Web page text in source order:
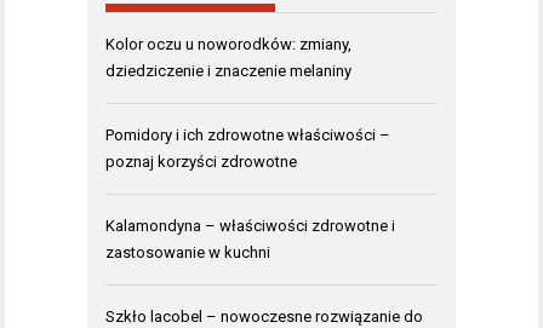
Kolor oczu u noworodków: zmiany,
dziedziczenie i znaczenie melaniny
Pomidory i ich zdrowotne właściwości –
poznaj korzyści zdrowotne
Kalamondyna – właściwości zdrowotne i
zastosowanie w kuchni
Szkło lacobel – nowoczesne rozwiązanie do